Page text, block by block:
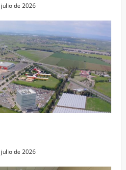
de 2026
de 2026